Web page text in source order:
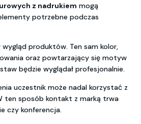
z nadrukiem mogą
potrzebne podczas
produktów. Ten sam kolor,
oraz powtarzający się motyw
będzie wyglądał profesjonalnie.
uczestnik może nadal korzystać z
ten sposób kontakt z marką trwa
czy konferencja.